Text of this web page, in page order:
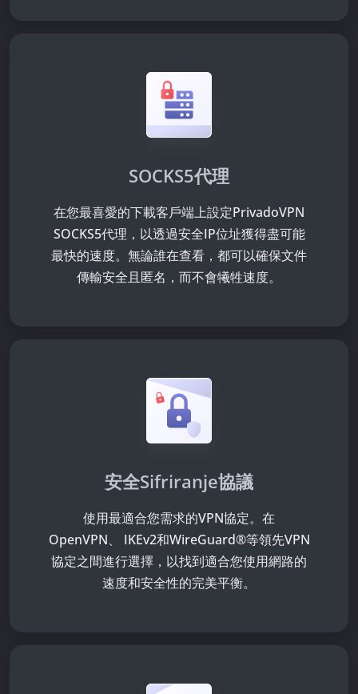
SOCKS5代理
在您最喜愛的下載客戶端上設定PrivadoVPN
SOCKS5代理，以透過安全IP位址獲得盡可能
最快的速度。無論誰在查看，都可以確保文件
傳輸安全且匿名，而不會犧牲速度。
安全Sifriranje協議
使用最適合您需求的VPN協定。在
OpenVPN、 IKEv2和WireGuard®等領先VPN
協定之間進行選擇，以找到適合您使用網路的
速度和安全性的完美平衡。